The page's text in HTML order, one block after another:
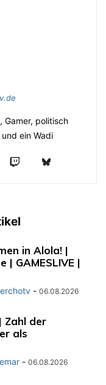
Gamer, politisch
ein Wadi
in Alola! |
| GAMESLIVE |
- 06.08.2026
Zahl der
als
- 06.08.2026